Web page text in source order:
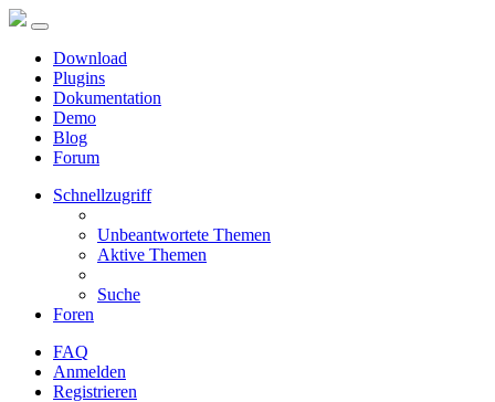
Download
Plugins
Dokumentation
Demo
Blog
Forum
Schnellzugriff
Unbeantwortete Themen
Aktive Themen
Suche
Foren
FAQ
Anmelden
Registrieren